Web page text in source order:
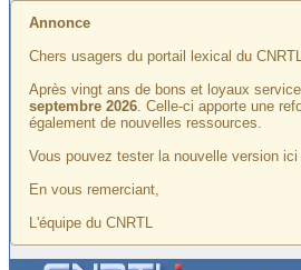
Annonce
Chers usagers du portail lexical du
Après vingt ans de bons et loyaux
septembre 2026. Celle-ci apporte une
également de nouvelles ressources.
Vous pouvez tester la nouvelle version ici
En vous remerciant,
L'équipe du CNRTL